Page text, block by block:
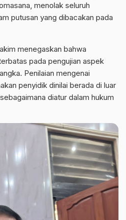
menolak seluruh
putusan yang dibacakan pada
menegaskan bahwa
pada pengujian aspek
Penilaian mengenai
penyidik dinilai berada di luar
diatur dalam hukum